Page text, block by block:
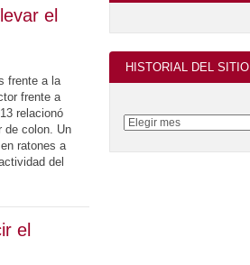
el
frente a la
frente a
relacionó
de colon. Un
ratones a
del
el
HISTORIAL DEL SITIO